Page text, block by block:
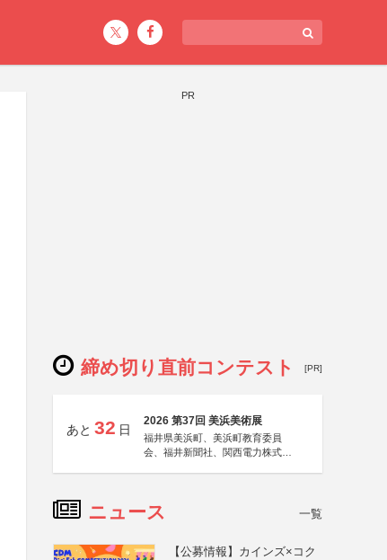
PR
締め切り直前コンテスト [PR]
あと 32 日
2026 第37回 美浜美術展
福井県美浜町、美浜町教育委員
会、福井新聞社、関西電力株式会
ニュース 一覧
【公募情報】カインズ×コク